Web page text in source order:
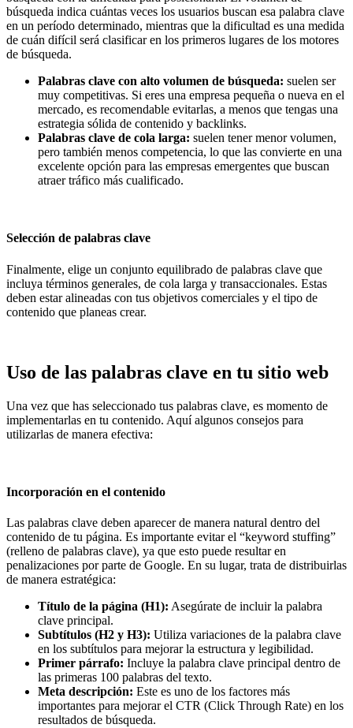
búsqueda indica cuántas veces los usuarios buscan esa palabra clave
en un período determinado, mientras que la dificultad es una medida
de cuán difícil será clasificar en los primeros lugares de los motores
de búsqueda.
Palabras clave con alto volumen de búsqueda: suelen ser
muy competitivas. Si eres una empresa pequeña o nueva en el
mercado, es recomendable evitarlas, a menos que tengas una
estrategia sólida de contenido y backlinks.
Palabras clave de cola larga: suelen tener menor volumen,
pero también menos competencia, lo que las convierte en una
excelente opción para las empresas emergentes que buscan
atraer tráfico más cualificado.
Selección de palabras clave
Finalmente, elige un conjunto equilibrado de palabras clave que
incluya términos generales, de cola larga y transaccionales. Estas
deben estar alineadas con tus objetivos comerciales y el tipo de
contenido que planeas crear.
Uso de las palabras clave en tu sitio web
Una vez que has seleccionado tus palabras clave, es momento de
implementarlas en tu contenido. Aquí algunos consejos para
utilizarlas de manera efectiva:
Incorporación en el contenido
Las palabras clave deben aparecer de manera natural dentro del
contenido de tu página. Es importante evitar el “keyword stuffing”
(relleno de palabras clave), ya que esto puede resultar en
penalizaciones por parte de Google. En su lugar, trata de distribuirlas
de manera estratégica:
Título de la página (H1): Asegúrate de incluir la palabra
clave principal.
Subtítulos (H2 y H3): Utiliza variaciones de la palabra clave
en los subtítulos para mejorar la estructura y legibilidad.
Primer párrafo: Incluye la palabra clave principal dentro de
las primeras 100 palabras del texto.
Meta descripción: Este es uno de los factores más
importantes para mejorar el CTR (Click Through Rate) en los
resultados de búsqueda.